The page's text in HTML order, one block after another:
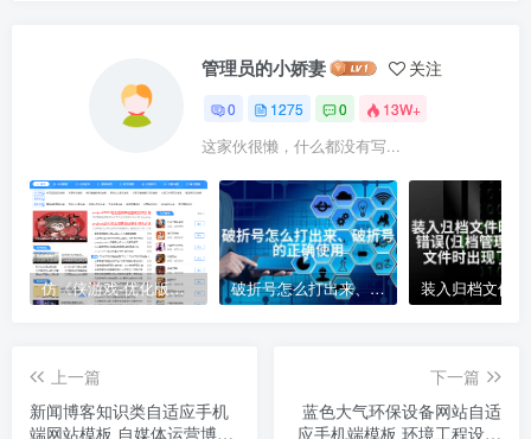
管理员的小娇妻 关注
0 1275 0 13W+
这家伙很懒，什么都没有写...
仿《侠游戏-优化版》源码 游戏软件下载网站模板 帝国cms+采集 破折号怎么打出来、破折号的正确使用
上一篇
新闻博客知识类自适应手机
端网站模板 自媒体运营博客
下一篇
蓝色大气环保设备网站自适
应手机端模板 环境工程设备